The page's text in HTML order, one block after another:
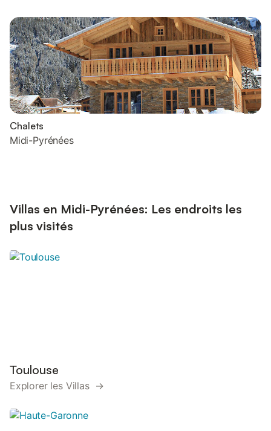
Chalets
Midi-Pyrénées
Villas en Midi-Pyrénées: Les endroits les
plus visités
Toulouse
Explorer les Villas →